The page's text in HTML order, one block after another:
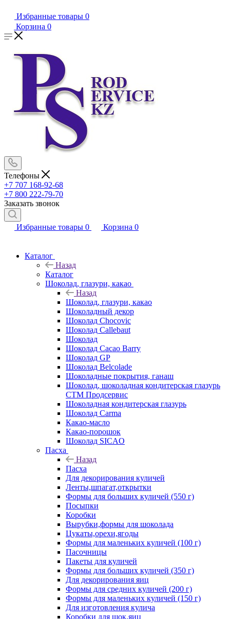
Избранные товары 0
Корзина 0
Телефоны
+7 707 168-92-68
+7 800 222-79-70
Заказать звонок
Избранные товары 0 Корзина 0
Каталог
Назад
Каталог
Шоколад, глазури, какао
Назад
Шоколад, глазури, какао
Шоколадный декор
Шоколад Chocovic
Шоколад Callebaut
Шоколад
Шоколад Cacao Barry
Шоколад GP
Шоколад Belcolade
Шоколадные покрытия, ганаш
Шоколад, шоколадная кондитерская глазурь
СТМ Продсервис
Шоколадная кондитерская глазурь
Шоколад Carma
Какао-масло
Какао-порошок
Шоколад SICAO
Пасха
Назад
Пасха
Для декорирования куличей
Ленты,шпагат,открытки
Формы для больших куличей (550 г)
Посыпки
Коробки
Вырубки,формы для шоколада
Цукаты,орехи,ягоды
Формы для маленьких куличей (100 г)
Пасочницы
Пакеты для куличей
Формы для больших куличей (350 г)
Для декорирования яиц
Формы для средних куличей (200 г)
Формы для маленьких куличей (150 г)
Для изготовления кулича
Коробки для шок.яиц